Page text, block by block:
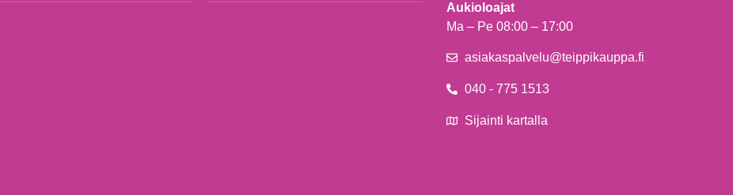
Aukioloajat
Ma – Pe 08:00 – 17:00
asiakaspalvelu@teippikauppa.fi
040 - 775 1513
Sijainti kartalla